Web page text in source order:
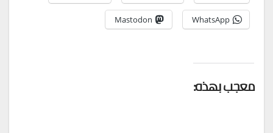
WhatsApp
Mastodon
معجب بهذه: